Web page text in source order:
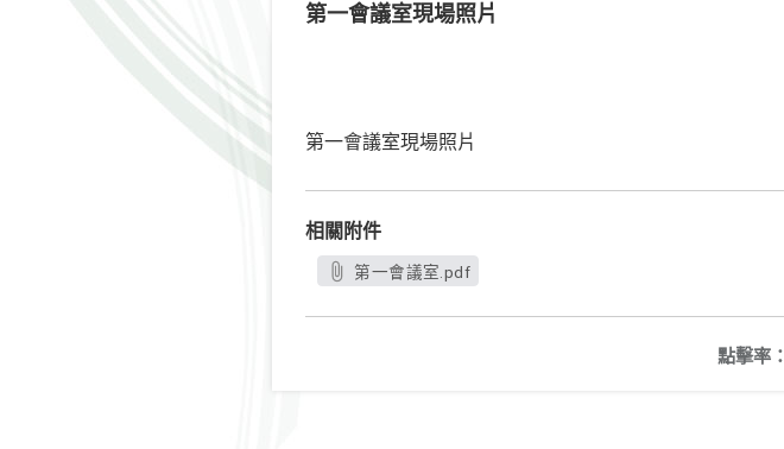
第一會議室現場照片
第一會議室現場照片
相關附件
第一會議室.pdf
點擊率：